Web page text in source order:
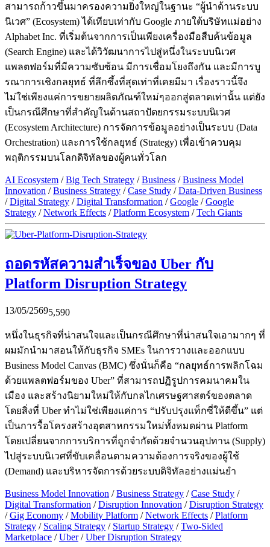
สามารถก้าวขึ้นมาครองความยิ่งใหญ่ในฐานะ “ผู้นำด้านระบบ
นิเวศ” (Ecosystem) ได้เทียบเท่ากับ Google ภายใต้บริษัทแม่อย่าง
Alphabet Inc. ที่เริ่มต้นจากการเป็นเพียงเครื่องมือสืบค้นข้อมูล
(Search Engine) และได้วิวัฒนาการไปสู่หนึ่งในระบบนิเวศ
แพลตฟอร์มที่มีความซับซ้อน มีการเชื่อมโยงถึงกัน และมีการบู
รณาการเชิงกลยุทธ์ ที่ลึกซึ้งที่สุดเท่าที่เคยมีมา เรื่องราวนี้จึง
ไม่ใช่เพียงแค่การขยายผลิตภัณฑ์ใหม่ๆออกสู่ตลาดเท่านั้น แต่ยัง
เป็นกรณีศึกษาที่สำคัญในด้านสถาปัตยกรรมระบบนิเวศ
(Ecosystem Architecture) การจัดการข้อมูลอย่างเป็นระบบ (Data
Orchestration) และการใช้กลยุทธ์ (Strategy) เพื่อเข้าควบคุม
พฤติกรรมบนโลกดิจิทัลของผู้คนทั่วโลก
AI Ecosystem /Big Tech Strategy /Business /Business Model
Innovation /Business Strategy /Case Study /Data-Driven Business
/Digital Strategy /Digital Transformation /Google /Google
Strategy /Network Effects /Platform Ecosystem /Tech Giants
ถอดรหัสความสำเร็จของ Uber กับ
Platform Disruption Strategy
13/05/25695,590
หนึ่งในธุรกิจที่น่าสนใจและเป็นกรณีศึกษาที่น่าสนใจเอามากๆ ที่
ผมมักนำมาสอนให้กับธุรกิจ SMEs ในการวางและออกแบบ
Business Model Canvas (BMC) ซึ่งนั่นก็คือ “กลยุทธ์การพลิกโฉม
ด้วยแพลตฟอร์มของ Uber” ที่สามารถปฏิรูปการคมนาคมใน
เมือง และสร้างนิยามใหม่ให้กับกลไกเศรษฐศาสตร์ของตลาด
โดยสิ่งที่ Uber ทำไม่ใช่เพียงแค่การ “ปรับปรุงแท็กซี่ให้ดีขึ้น” แต่
เป็นการรื้อโครงสร้างอุตสาหกรรมใหม่ทั้งหมดผ่าน Platform
โดยเปลี่ยนจากการบริการที่ถูกจำกัดด้วยจำนวนอุปทาน (Supply)
ไปสู่ระบบนิเวศที่ขับเคลื่อนตามความต้องการจริงของผู้ใช้
(Demand) และบริหารจัดการด้วยระบบดิจิทัลอย่างแม่นยำ
Business Model Innovation /Business Strategy /Case Study /
Digital Transformation /Disruption Innovation /Disruption Strategy
/Gig Economy /Mobility Platform /Network Effects /Platform
Strategy / Scaling Strategy / Startup Strategy /Two-Sided
Marketplace /Uber/Uber Disruption Strategy